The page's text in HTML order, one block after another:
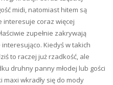
midi, natomiast hitem są
interesuje coraz więcej
zupełnie zakrywają
Kiedyś w takich
to raczej już rzadkość, ale
druhny panny młodej lub gości
maxi wkradły się do mody